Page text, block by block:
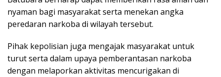
nyaman bagi masyarakat serta menekan angka
peredaran narkoba di wilayah tersebut.
Pihak kepolisian juga mengajak masyarakat untuk
turut serta dalam upaya pemberantasan narkoba
dengan melaporkan aktivitas mencurigakan di